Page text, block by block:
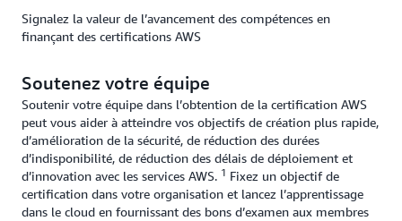
Signalez la valeur de l’avancement des compétences en
finançant des certifications AWS
Soutenez votre équipe
Soutenir votre équipe dans l’obtention de la certification AWS
peut vous aider à atteindre vos objectifs de création plus rapide,
d’amélioration de la sécurité, de réduction des durées
d’indisponibilité, de réduction des délais de déploiement et
d’innovation avec les services AWS. 1 Fixez un objectif de
certification dans votre organisation et lancez l’apprentissage
dans le cloud en fournissant des bons d’examen aux membres